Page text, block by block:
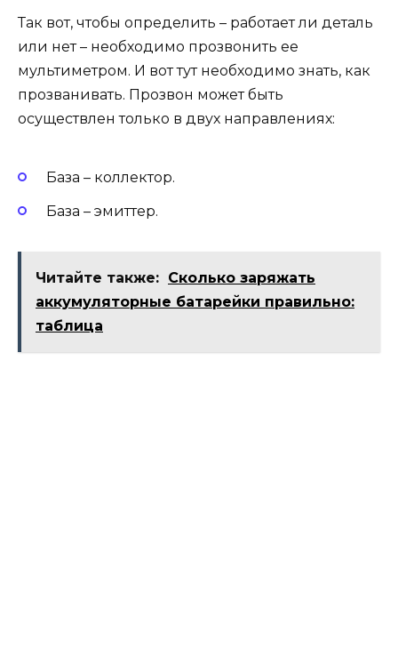
Так вот, чтобы определить – работает ли деталь
или нет – необходимо прозвонить ее
мультиметром. И вот тут необходимо знать, как
прозванивать. Прозвон может быть
осуществлен только в двух направлениях:
База – коллектор.
База – эмиттер.
Читайте также: Сколько заряжать
аккумуляторные батарейки правильно:
таблица